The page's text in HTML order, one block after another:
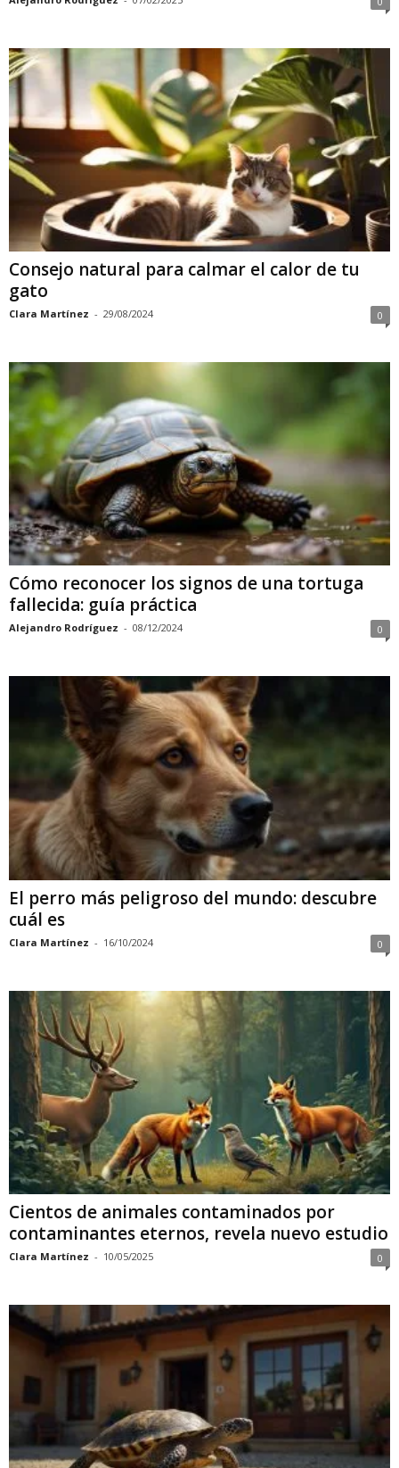
Consejo natural para calmar el calor de tu
gato
Clara Martínez - 29/08/2024 0
Cómo reconocer los signos de una tortuga
fallecida: guía práctica
Alejandro Rodríguez - 08/12/2024 0
El perro más peligroso del mundo: descubre
cuál es
Clara Martínez - 16/10/2024 0
Cientos de animales contaminados por
contaminantes eternos, revela nuevo estudio
Clara Martínez - 10/05/2025 0